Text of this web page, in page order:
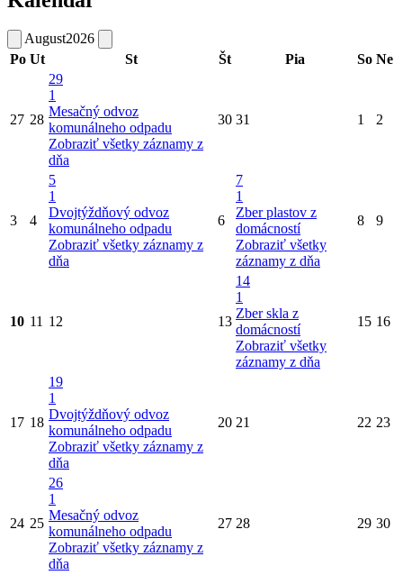
August2026
Po Ut St Št Pia So Ne
27 28
29
1
Mesačný odvoz
komunálneho odpadu
Zobraziť všetky záznamy z
dňa
30 31 1 2
3 4
5
1
Dvojtýždňový odvoz
komunálneho odpadu
Zobraziť všetky záznamy z
dňa
6
7
1
Zber plastov z
domácností
Zobraziť všetky
záznamy z dňa
8 9
10 11 12 13
14
1
Zber skla z
domácností
Zobraziť všetky
záznamy z dňa
15 16
17 18
19
1
Dvojtýždňový odvoz
komunálneho odpadu
Zobraziť všetky záznamy z
dňa
20 21 22 23
24 25
26
1
Mesačný odvoz
komunálneho odpadu
Zobraziť všetky záznamy z
dňa
27 28 29 30